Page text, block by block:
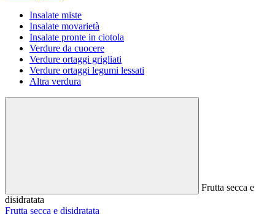
Insalate miste
Insalate movarietà
Insalate pronte in ciotola
Verdure da cuocere
Verdure ortaggi grigliati
Verdure ortaggi legumi lessati
Altra verdura
Frutta secca e
disidratata
Frutta secca e disidratata